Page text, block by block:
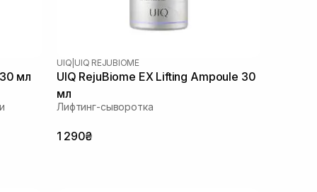
мл
UIQ UIQ REJUBIOME
UIQ RejuBiome EX Lifting Ampoule 30
мл
Лифтинг-сыворотка
1 290₴